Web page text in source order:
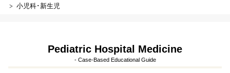
小児科･新生児
Pediatric Hospital Medicine
- Case-Based Educational Guide